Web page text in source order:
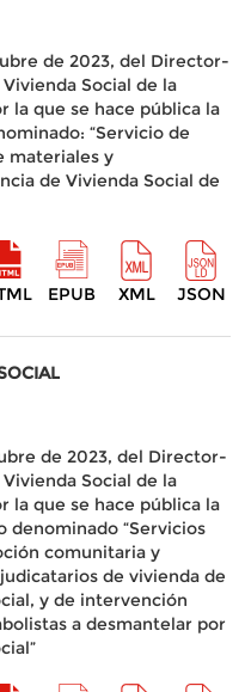
de 2023, del Director-
Social de la
la que se hace pública la
“Servicio de
materiales y
de Vivienda Social de
EPUB XML JSON
de 2023, del Director-
Social de la
la que se hace pública la
“Servicios
comunitaria y
de vivienda de
y de intervención
a desmantelar por